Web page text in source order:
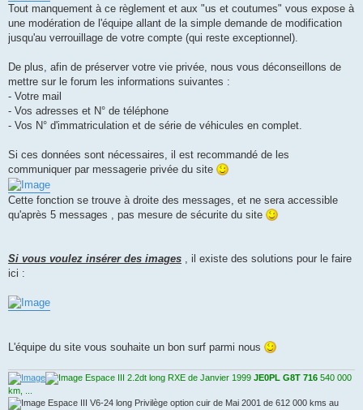
Tout manquement à ce règlement et aux "us et coutumes" vous expose à
une modération de l'équipe allant de la simple demande de modification
jusqu'au verrouillage de votre compte (qui reste exceptionnel).
De plus, afin de préserver votre vie privée, nous vous déconseillons de
mettre sur le forum les informations suivantes :
- Votre mail
- Vos adresses et N° de téléphone
- Vos N° d'immatriculation et de série de véhicules en complet.
Si ces données sont nécessaires, il est recommandé de les
communiquer par messagerie privée du site
Cette fonction se trouve à droite des messages, et ne sera accessible
qu'après 5 messages , pas mesure de sécurite du site
Si vous voulez insérer des images , il existe des solutions pour le faire
ici :
L'équipe du site vous souhaite un bon surf parmi nous
Espace III 2.2dt long RXE de Janvier 1999 JE0PL G8T 716 540 000
km, ...
Espace III V6-24 long Privilège option cuir de Mai 2001 de 612 000 kms au